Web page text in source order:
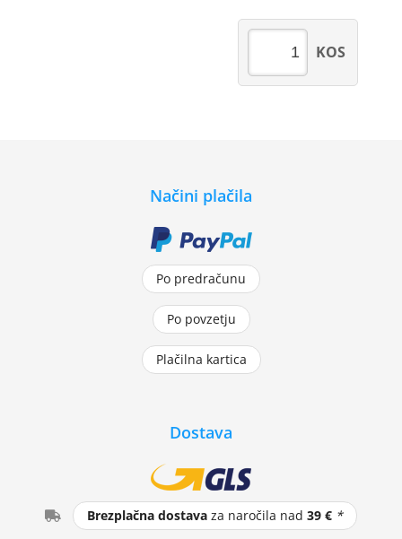
KOS
Načini plačila
Po predračunu
Po povzetju
Plačilna kartica
Dostava
Brezplačna dostava za naročila nad39 € *